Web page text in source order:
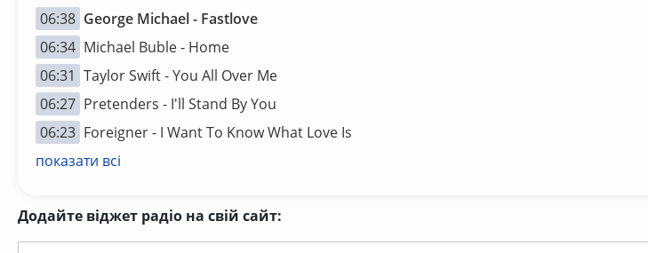
06:38 George Michael - Fastlove
06:34 Michael Buble - Home
06:31 Taylor Swift - You All Over Me
06:27 Pretenders - I'll Stand By You
06:23 Foreigner - I Want To Know What Love Is
показати всі
Додайте віджет радіо на свій сайт: